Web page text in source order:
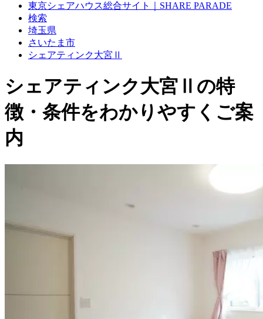
東京シェアハウス総合サイト｜SHARE PARADE
検索
埼玉県
さいたま市
シェアティンク大宮Ⅱ
シェアティンク大宮Ⅱの特
徴・条件をわかりやすくご案
内